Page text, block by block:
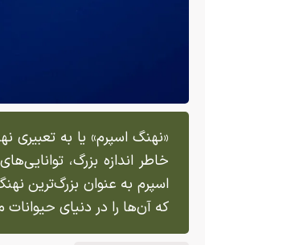
«نهنگ اسپرم» یا به تعبیری
خاطر اندازه بزرگ،
اسپرم به عنوان بزرگ‌ترین
که آن‌ها را در دنیای